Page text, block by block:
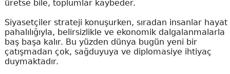
üretse bile, toplumlar kaybeder.
Siyasetçiler strateji konuşurken, sıradan insanlar hayat
pahalılığıyla, belirsizlikle ve ekonomik dalgalanmalarla
baş başa kalır. Bu yüzden dünya bugün yeni bir
çatışmadan çok, sağduyuya ve diplomasiye ihtiyaç
duymaktadır.